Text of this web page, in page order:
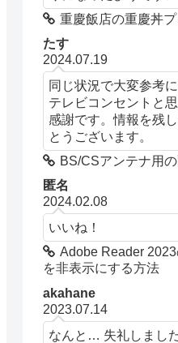
重慶飯店の重慶丼
たす
2024.07.19
同じ状況で大変参考
テレビコンセントと
感謝です。情報を残
とうございます。
BS/CSアンテナ用
匿名
2024.02.08
いいね！
Adobe Reader 2023
を非表示にする方法
akahane
2023.07.14
なんと… 失礼しまし